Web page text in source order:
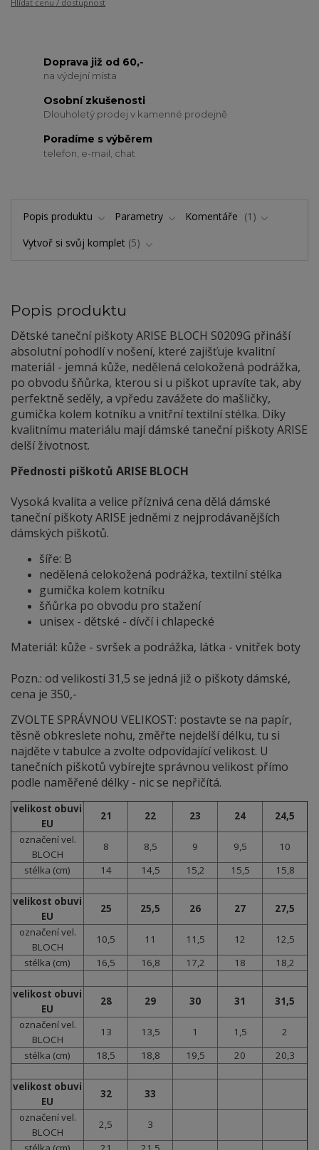
Hlídat cenu / dostupnost
Doprava již od 60,-
na výdejní místa
Osobní zkušenosti
Dlouholetý prodej v kamenné prodejně
Poradíme s výběrem
telefon, e-mail, chat
Popis produktu Parametry Komentáře
1
Vytvoř si svůj komplet 5
Popis produktu
Dětské taneční piškoty ARISE BLOCH S0209G přináší
absolutní pohodlí v nošení, které zajišťuje kvalitní
materiál - jemná kůže, nedělená celokožená podrážka,
po obvodu šňůrka, kterou si u piškot upravíte tak, aby
perfektně seděly, a vpředu zavážete do mašličky,
gumička kolem kotníku a vnitřní textilní stélka. Díky
kvalitnímu materiálu mají dámské taneční piškoty ARISE
delší životnost.
Přednosti piškotů ARISE BLOCH
Vysoká kvalita a velice příznivá cena dělá dámské
taneční piškoty ARISE jedněmi z nejprodávanějších
dámských piškotů.
šíře: B
nedělená celokožená podrážka, textilní stélka
gumička kolem kotníku
šňůrka po obvodu pro stažení
unisex - dětské - dívčí i chlapecké
Materiál: kůže - svršek a podrážka, látka - vnitřek boty
Pozn.: od velikosti 31,5 se jedná již o piškoty dámské,
cena je 350,-
ZVOLTE SPRÁVNOU VELIKOST: postavte se na papír,
těsně obkreslete nohu, změřte nejdelší délku, tu si
najděte v tabulce a zvolte odpovídající velikost. U
tanečních piškotů vybírejte správnou velikost přímo
podle naměřené délky - nic se nepřičítá.
velikost obuvi
EU
21 22 23 24
24,5
označení vel.
BLOCH
8 8,5 9 9,5
10
stélka (cm)
14 14,5 15,2 15,5 15,8
velikost obuvi
EU
25 25,5 26 27
27,5
označení vel.
BLOCH
10,5 11 11,5 12
12,5
stélka (cm)
16,5 16,8 17,2 18 18,2
velikost obuvi
EU
28 29 30 31
31,5
označení vel.
BLOCH
13 13,5 1 1,5
2
stélka (cm)
18,5 18,8 19,5 20 20,3
velikost obuvi
EU
32
33
označení vel.
BLOCH
2,5
3